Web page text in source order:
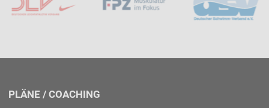
PLÄNE / COACHING